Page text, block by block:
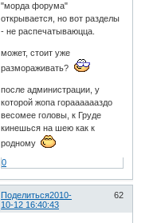
"морда форума"
открывается, но вот разделы
- не распечатываюцца.
может, стоит уже
размораживать?
после администрации, у
которой жопа горааааааздо
весомее головы, к Груде
кинешься на шею как к
родному
0
Поделиться 62
2010-
10-12 16:40:43